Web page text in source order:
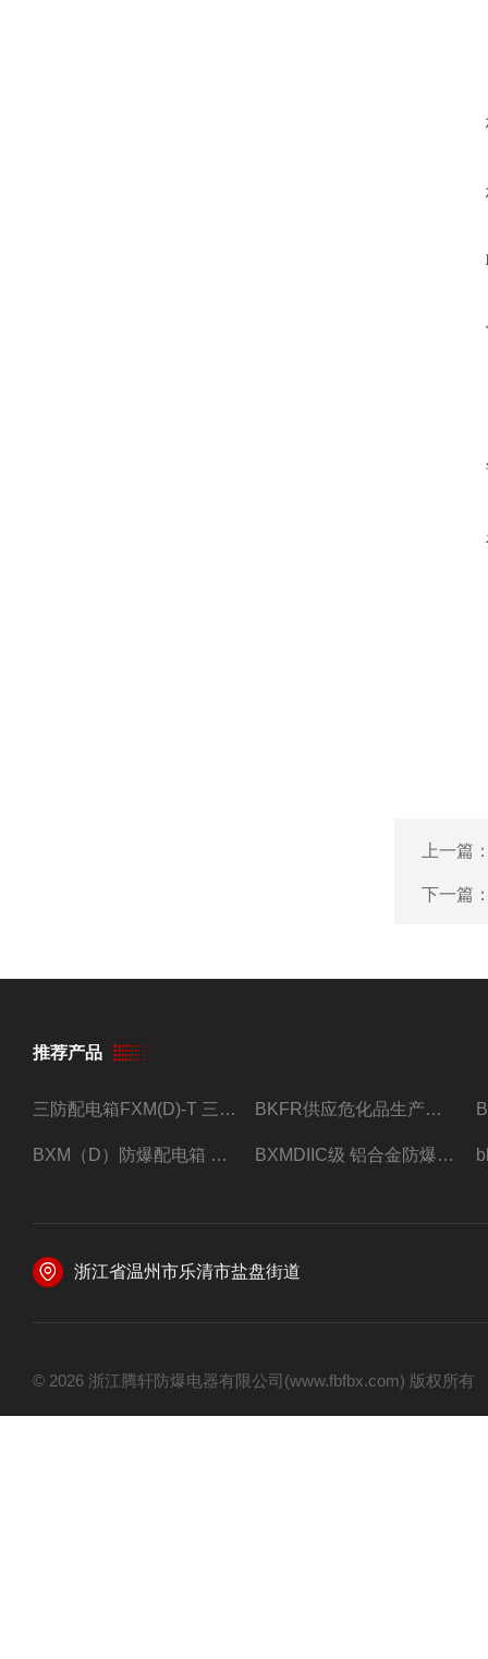
上一篇
下一篇
推荐产品
三防配电箱FXM(D)-T 三防型黑色工程塑料 BKFR供应危化品生产车间1.5匹2匹3匹5匹防爆空调
BXM（D）防爆配电箱 防爆照明动力箱厂家 定做 BXMDIIC级 铝合金防爆照明动力配电箱 加工定做
浙江省温州市乐清市盐盘街道
© 2026 浙江腾轩防爆电器有限公司(www.fbfbx.com) 版权所